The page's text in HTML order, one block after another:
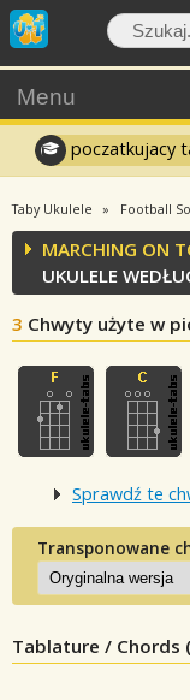
Menu
poczatkujacy
Taby Ukulele Football
MARCHING ON
UKULELE
3 Chwyty użyte w
Sprawdź te
Transponowane
Tablature / Chords